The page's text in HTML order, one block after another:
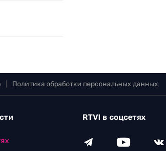
Политика обработки персональных данных
RTVI в соцсетях